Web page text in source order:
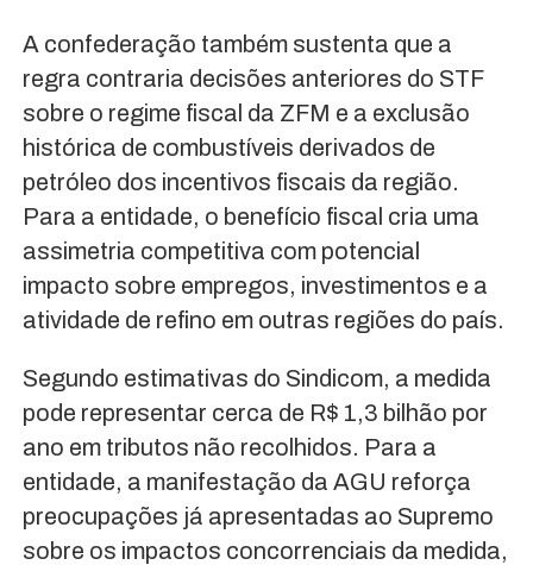
A confederação também sustenta que a
regra contraria decisões anteriores do STF
sobre o regime fiscal da ZFM e a exclusão
histórica de combustíveis derivados de
petróleo dos incentivos fiscais da região.
Para a entidade, o benefício fiscal cria uma
assimetria competitiva com potencial
impacto sobre empregos, investimentos e a
atividade de refino em outras regiões do país.
Segundo estimativas do Sindicom, a medida
pode representar cerca de R$ 1,3 bilhão por
ano em tributos não recolhidos. Para a
entidade, a manifestação da AGU reforça
preocupações já apresentadas ao Supremo
sobre os impactos concorrenciais da medida,